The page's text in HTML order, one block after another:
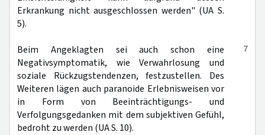
Erkrankung nicht ausgeschlossen werden" (UA S.
5).
7
Beim Angeklagten sei auch schon eine
Negativsymptomatik, wie Verwahrlosung und
soziale Rückzugstendenzen, festzustellen. Des
Weiteren lägen auch paranoide Erlebnisweisen vor
in Form von Beeinträchtigungs- und
Verfolgungsgedanken mit dem subjektiven Gefühl,
bedroht zu werden (UA S. 10).